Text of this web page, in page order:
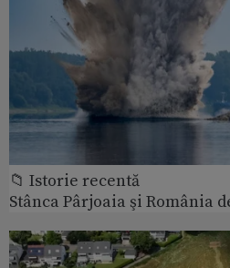
📁 Istorie recentă
Stânca Pârjoaia şi România